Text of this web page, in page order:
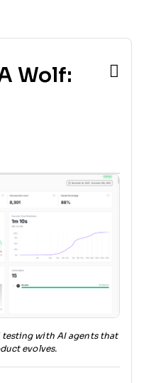
Wolf:
with AI agents that
evolves.